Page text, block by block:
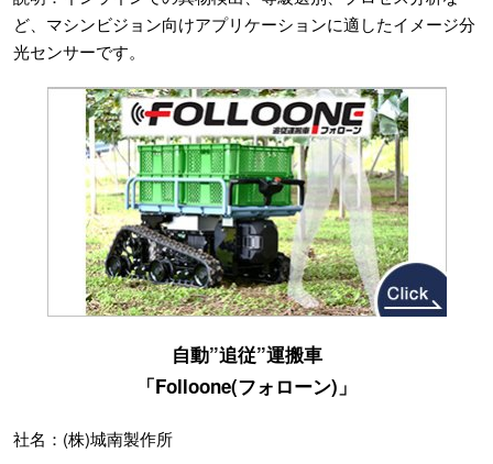
ど、マシンビジョン向けアプリケーションに適したイメージ分
光センサーです。
自動”追従”運搬車
「Folloone(フォローン)」
社名：(株)城南製作所